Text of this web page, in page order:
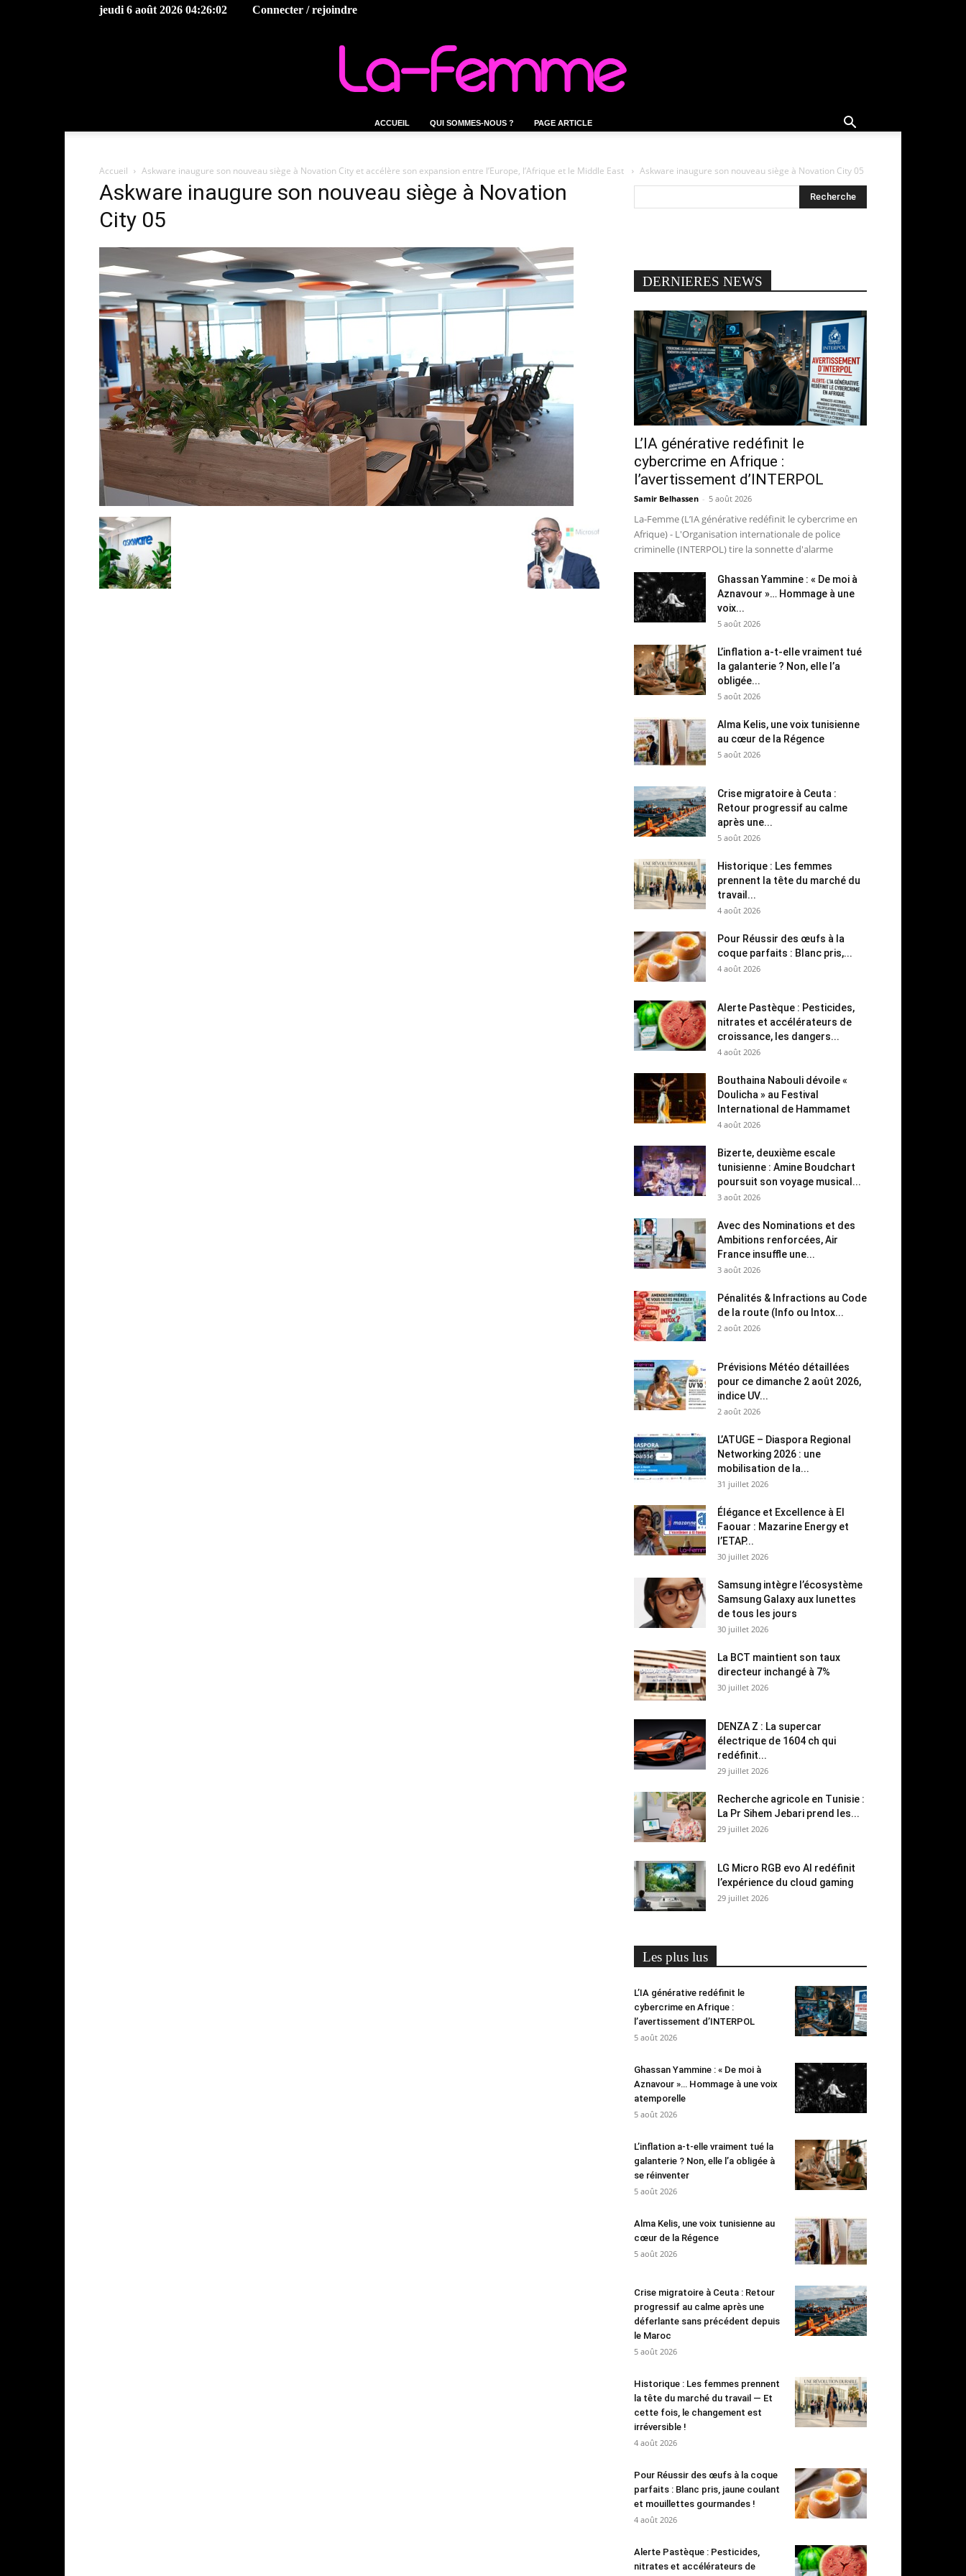
jeudi 6 août 2026 04:26:02 Connecter / rejoindre
ACCUEIL QUI SOMMES-NOUS ? PAGE ARTICLE
Accueil Askware inaugure son nouveau siège à Novation City et accélère son expansion entre l’Europe, l’Afrique et le Middle East Askware inaugure son nouveau siège à Novation City 05
Askware inaugure son nouveau siège à Novation
City 05
DERNIERES NEWS
L’IA générative redéfinit le
cybercrime en Afrique :
l’avertissement d’INTERPOL
Samir Belhassen - 5 août 2026
La-Femme (L’IA générative redéfinit le cybercrime en
Afrique) - L'Organisation internationale de police
criminelle (INTERPOL) tire la sonnette d'alarme
Ghassan Yammine : « De moi à
Aznavour »… Hommage à une
voix...
5 août 2026
L’inflation a-t-elle vraiment tué
la galanterie ? Non, elle l’a
obligée...
5 août 2026
Alma Kelis, une voix tunisienne
au cœur de la Régence
5 août 2026
Crise migratoire à Ceuta :
Retour progressif au calme
après une...
5 août 2026
Historique : Les femmes
prennent la tête du marché du
travail...
4 août 2026
Pour Réussir des œufs à la
coque parfaits : Blanc pris,...
4 août 2026
Alerte Pastèque : Pesticides,
nitrates et accélérateurs de
croissance, les dangers...
4 août 2026
Bouthaina Nabouli dévoile «
Doulicha » au Festival
International de Hammamet
4 août 2026
Bizerte, deuxième escale
tunisienne : Amine Boudchart
poursuit son voyage musical...
3 août 2026
Avec des Nominations et des
Ambitions renforcées, Air
France insuffle une...
3 août 2026
Pénalités & Infractions au Code
de la route (Info ou Intox...
2 août 2026
Prévisions Météo détaillées
pour ce dimanche 2 août 2026,
indice UV...
2 août 2026
L’ATUGE – Diaspora Regional
Networking 2026 : une
mobilisation de la...
31 juillet 2026
Élégance et Excellence à El
Faouar : Mazarine Energy et
l’ETAP...
30 juillet 2026
Samsung intègre l’écosystème
Samsung Galaxy aux lunettes
de tous les jours
30 juillet 2026
La BCT maintient son taux
directeur inchangé à 7%
30 juillet 2026
DENZA Z : La supercar
électrique de 1604 ch qui
redéfinit...
29 juillet 2026
Recherche agricole en Tunisie :
La Pr Sihem Jebari prend les...
29 juillet 2026
LG Micro RGB evo AI redéfinit
l’expérience du cloud gaming
29 juillet 2026
Les plus lus
L’IA générative redéfinit le
cybercrime en Afrique :
l’avertissement d’INTERPOL
5 août 2026
Ghassan Yammine : « De moi à
Aznavour »… Hommage à une voix
atemporelle
5 août 2026
L’inflation a-t-elle vraiment tué la
galanterie ? Non, elle l’a obligée à
se réinventer
5 août 2026
Alma Kelis, une voix tunisienne au
cœur de la Régence
5 août 2026
Crise migratoire à Ceuta : Retour
progressif au calme après une
déferlante sans précédent depuis
le Maroc
5 août 2026
Historique : Les femmes prennent
la tête du marché du travail — Et
cette fois, le changement est
irréversible !
4 août 2026
Pour Réussir des œufs à la coque
parfaits : Blanc pris, jaune coulant
et mouillettes gourmandes !
4 août 2026
Alerte Pastèque : Pesticides,
nitrates et accélérateurs de